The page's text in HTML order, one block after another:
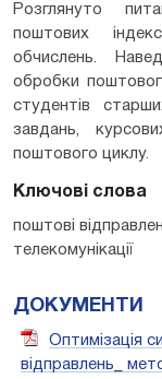
Розглянуто
поштових
обчислень.
обробки
студентів
завдань,
поштового циклу.
Ключові слова
поштові
телекомунікації
ДОКУМЕНТИ
Оптимізація
відправлень_